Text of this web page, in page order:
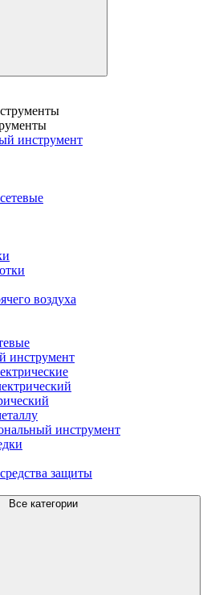
инструмент
воздуха
инструмент
инструмент
защиты
Все категории